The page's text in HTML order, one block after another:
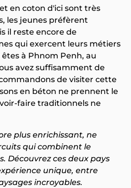
en coton d'ici sont très
les jeunes préfèrent
il reste encore de
qui exercent leurs métiers
à Phnom Penh, au
avez suffisamment de
de visiter cette
en béton ne prennent le
faire traditionnels ne
plus enrichissant, ne
qui combinent le
Découvrez ces deux pays
unique, entre
incroyables.